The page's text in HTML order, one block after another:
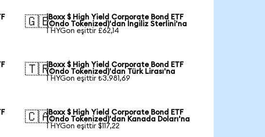
🇬🇧iBoxx $ High Yield Corporate Bond ETF
(Ondo Tokenized)'dan İngiliz Sterlini'na
1 HYGon eşittir £62,14
🇹🇷iBoxx $ High Yield Corporate Bond ETF
(Ondo Tokenized)'dan Türk Lirası'na
1 HYGon eşittir ₺3.981,69
🇨🇦iBoxx $ High Yield Corporate Bond ETF
(Ondo Tokenized)'dan Kanada Doları'na
1 HYGon eşittir $117,22